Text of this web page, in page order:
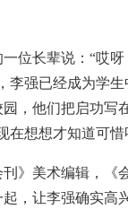
长辈说：“哎呀
李强已经成为学
，他们把启功写
在想想才知道可惜
》美术编辑，《
，让李强确实高